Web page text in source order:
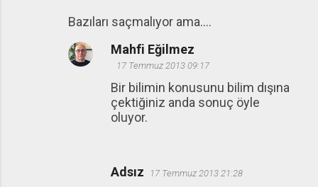
Bazıları saçmalıyor ama....
Mahfi Eğilmez
17 Temmuz 2013 09:17
Bir bilimin konusunu bilim dışına
çektiğiniz anda sonuç öyle
oluyor.
Adsız 17 Temmuz 2013 21:28